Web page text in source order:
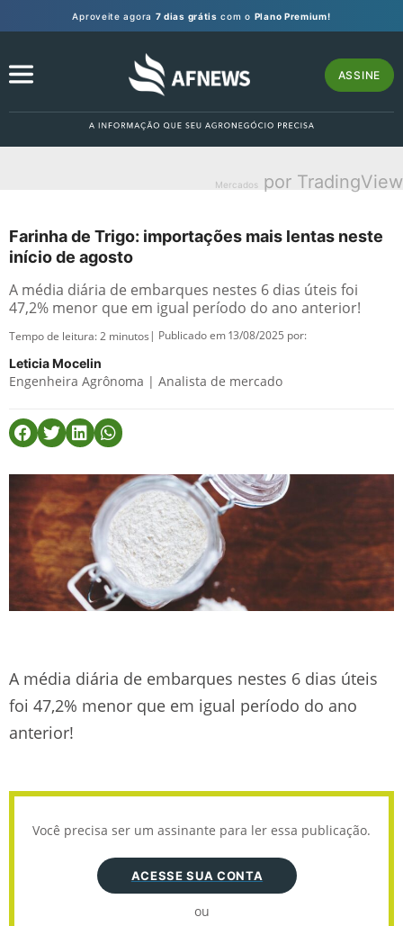
Aproveite agora 7 dias grátis com o Plano Premium!
ASSINE
Mercados por TradingView
Farinha de Trigo: importações mais lentas neste
início de agosto
A média diária de embarques nestes 6 dias úteis foi
47,2% menor que em igual período do ano anterior!
Tempo de leitura:2 minutos | Publicado em 13/08/2025 por:
Leticia Mocelin
Engenheira Agrônoma | Analista de mercado
A média diária de embarques nestes 6 dias úteis
foi 47,2% menor que em igual período do ano
anterior!
Você precisa ser um assinante para ler essa publicação.
ACESSE SUA CONTA
ou